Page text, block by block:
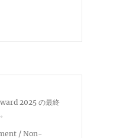
2025 の最終
/ Non-